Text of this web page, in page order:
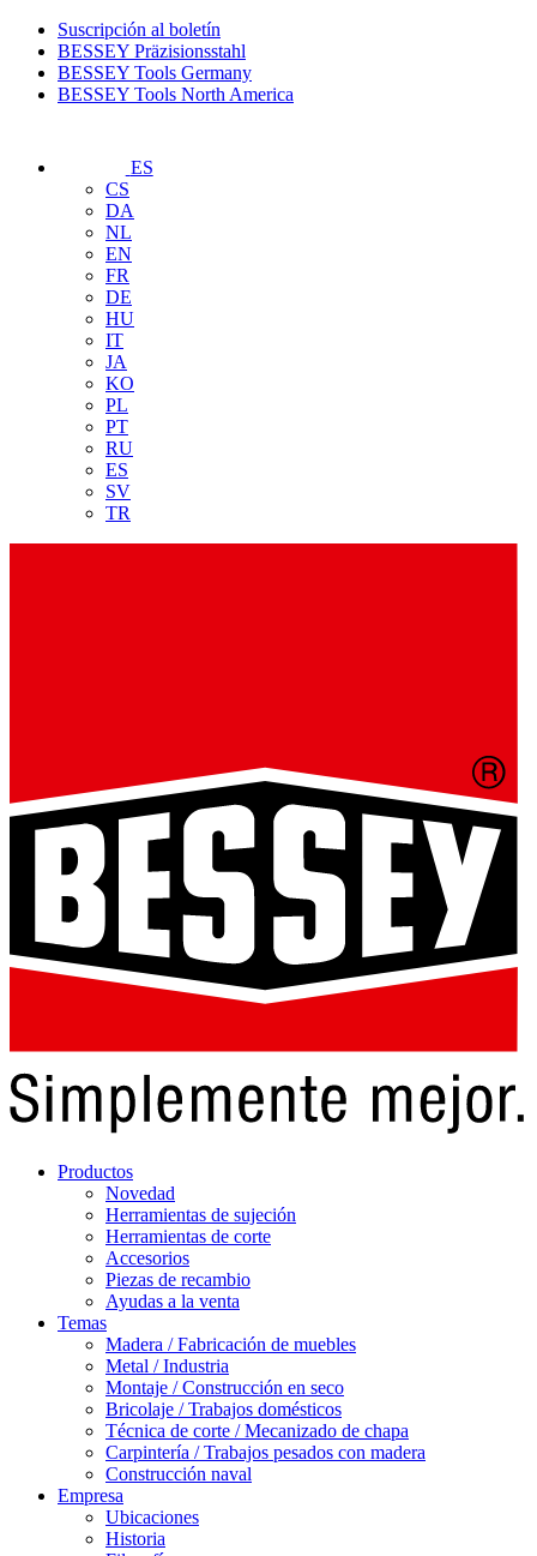
Suscripción al boletín
BESSEY Präzisionsstahl
BESSEY Tools Germany
BESSEY Tools North America
ES
CS
DA
NL
EN
FR
DE
HU
IT
JA
KO
PL
PT
RU
ES
SV
TR
Productos
Novedad
Herramientas de sujeción
Herramientas de corte
Accesorios
Piezas de recambio
Ayudas a la venta
Temas
Madera / Fabricación de muebles
Metal / Industria
Montaje / Construcción en seco
Bricolaje / Trabajos domésticos
Técnica de corte / Mecanizado de chapa
Carpintería / Trabajos pesados con madera
Construcción naval
Empresa
Ubicaciones
Historia